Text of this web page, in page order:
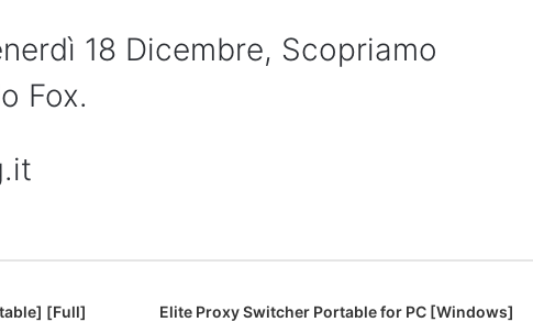
18 Dicembre, Scopriamo
Fox.
[Full] Elite Proxy Switcher Portable for PC [Windows]